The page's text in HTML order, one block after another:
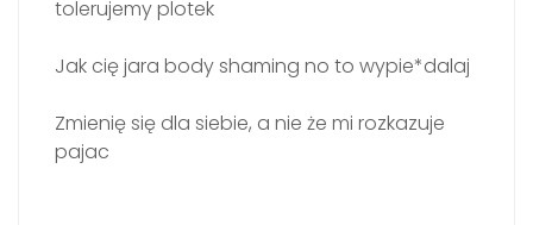
tolerujemy plotek
Jak cię jara body shaming no to wypie*dalaj
Zmienię się dla siebie, a nie że mi rozkazuje
pajac